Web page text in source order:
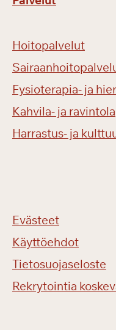
Hoitopalvelut
Fysioterapia- ja
Kahvila- ja
Harrastus- ja
Evästeet
Käyttöehdot
Tietosuojaseloste
Rekrytointia